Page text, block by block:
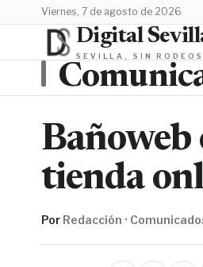
viernes, 7 de agosto de 2026
Digital
SEVILLA, SIN RODEOS
Bañoweb
tienda
Por Redacción ·